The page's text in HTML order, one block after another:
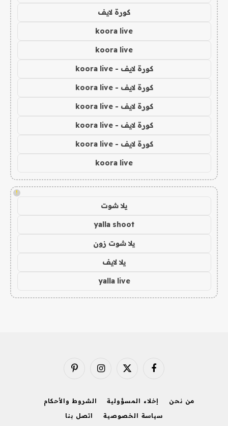
كورة لايف
koora live
koora live
كورة لايف - koora live
كورة لايف - koora live
كورة لايف - koora live
كورة لايف - koora live
كورة لايف - koora live
koora live
!
يلا شوت
yalla shoot
يلا شوت زون
يلا لايف
yalla live
فيسبوك X
الانستغرامبينتيريست
من نحن إخلاء المسؤولية
الشروط والأحكام
سياسة الخصوصية
اتصل بنا